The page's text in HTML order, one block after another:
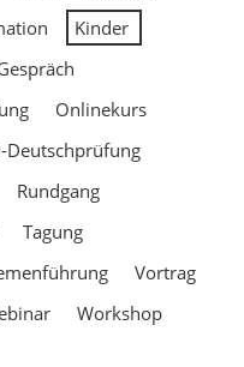
Kinder
Onlinekurs
Deutschprüfung
Rundgang
Tagung
Vortrag
Workshop